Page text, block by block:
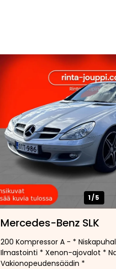
1/5
Mercedes-Benz SLK
200 Kompressor A - *
Ilmastointi * Xenon-ajovalot *
Vakionopeudensäädin *